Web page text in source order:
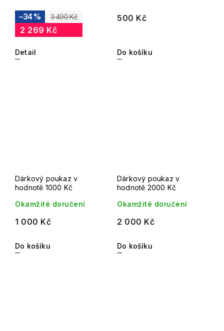
3 490 Kč
–34 %
2 269 Kč
Detail
500 Kč
Do košíku
Dárkový poukaz v
hodnotě 1000 Kč
Okamžité doručení
1 000 Kč
Do košíku
Dárkový poukaz v
hodnotě 2000 Kč
Okamžité doručení
2 000 Kč
Do košíku